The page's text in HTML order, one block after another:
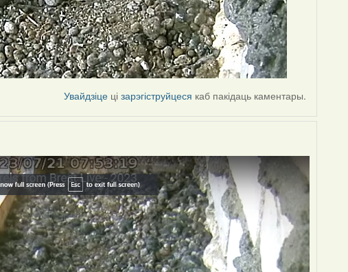
Увайдзіце цізарэгіструйцеся каб пакідаць каментары.